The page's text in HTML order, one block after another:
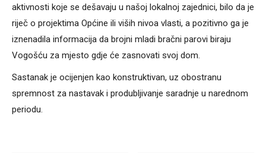
aktivnosti koje se dešavaju u našoj lokalnoj zajednici, bilo da je
riječ o projektima Općine ili viših nivoa vlasti, a pozitivno ga je
iznenadila informacija da brojni mladi bračni parovi biraju
Vogošću za mjesto gdje će zasnovati svoj dom.
Sastanak je ocijenjen kao konstruktivan, uz obostranu
spremnost za nastavak i produbljivanje saradnje u narednom
periodu.